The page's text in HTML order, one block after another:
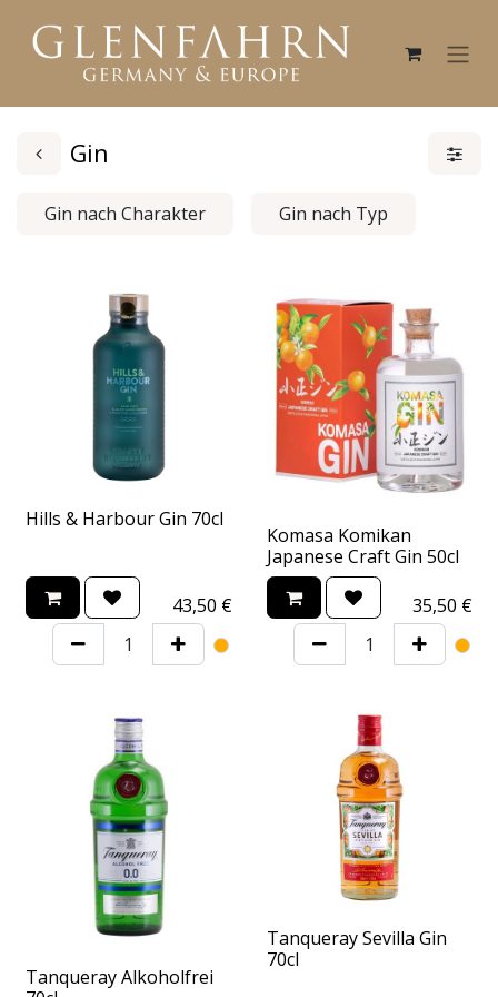
Gin
Gin nach Charakter Gin nach Typ
Hills & Harbour Gin 70cl
43,50 €
Komasa Komikan
Japanese Craft Gin 50cl
35,50 €
Tanqueray Alkoholfrei
Tanqueray Sevilla Gin
70cl